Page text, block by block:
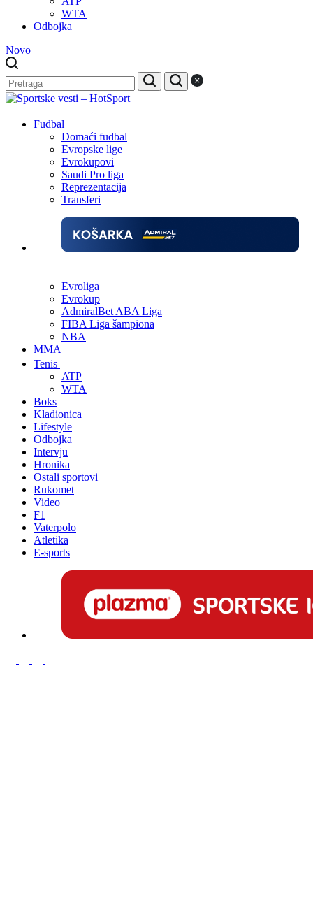
WTA
Odbojka
Novo
Fudbal
Domaći fudbal
Evropske lige
Evrokupovi
Saudi Pro liga
Reprezentacija
Transferi
Evroliga
Evrokup
AdmiralBet ABA Liga
FIBA Liga šampiona
NBA
MMA
Tenis
ATP
WTA
Boks
Kladionica
Lifestyle
Odbojka
Intervju
Hronika
Ostali sportovi
Rukomet
Video
F1
Vaterpolo
Atletika
E-sports